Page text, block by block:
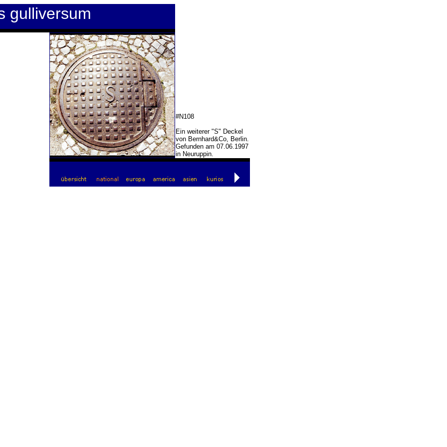
gulliversum
#N108
Ein weiterer "S" Deckel
von Bernhard&Co, Berlin.
Gefunden am 07.06.1997
in Neuruppin.